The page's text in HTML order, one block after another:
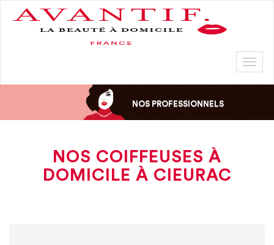
NOS PROFESSIONNELS
NOS COIFFEUSES À
DOMICILE À CIEURAC